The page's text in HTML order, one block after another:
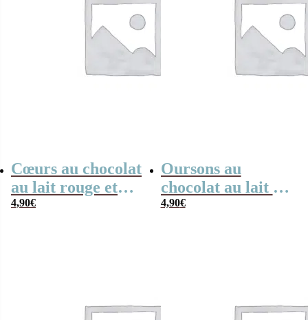
Cœurs au chocolat
au lait rouge et
blanc x4 “Merci
4,90€
Oursons au
chocolat au lait x3
“Merci Maître”
4,90€